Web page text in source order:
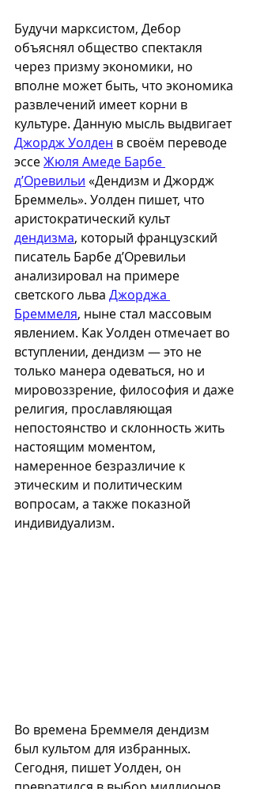
Будучи марксистом, Дебор
объяснял общество спектакля
через призму экономики, но
вполне может быть, что экономика
развлечений имеет корни в
культуре. Данную мысль выдвигает
Джордж Уолден в своём переводе
эссе Жюля Амеде Барбе
д’Оревильи «Дендизм и Джордж
Бреммель». Уолден пишет, что
аристократический культ
дендизма, который французский
писатель Барбе д’Оревильи
анализировал на примере
светского льва Джорджа
Бреммеля, ныне стал массовым
явлением. Как Уолден отмечает во
вступлении, дендизм — это не
только манера одеваться, но и
мировоззрение, философия и даже
религия, прославляющая
непостоянство и склонность жить
настоящим моментом,
намеренное безразличие к
этическим и политическим
вопросам, а также показной
индивидуализм.
Во времена Бреммеля дендизм
был культом для избранных.
Сегодня, пишет Уолден, он